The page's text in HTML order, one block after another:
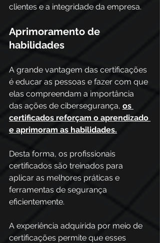
clientes e a integridade da empresa.
Aprimoramento de
habilidades
A grande vantagem das certificações
é educar as pessoas e fazer com que
elas compreendam a importância
das ações de cibersegurança, os
certificados reforçam o aprendizado
e aprimoram as habilidades.
Desta forma, os profissionais
certificados são treinados para
aplicar as melhores práticas e
ferramentas de segurança
eficientemente.
A experiência adquirida por meio de
certificações permite que esses